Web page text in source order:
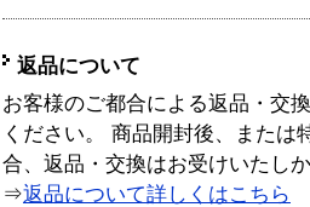
返品について
お客様のご都合による返品・交
ください。 商品開封後、または
合、返品・交換はお受けいたし
⇒返品について詳しくはこちら